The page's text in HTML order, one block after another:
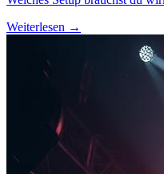
Weiterlesen →